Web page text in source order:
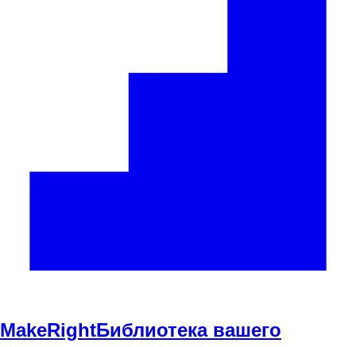
MakeRightБиблиотека вашего